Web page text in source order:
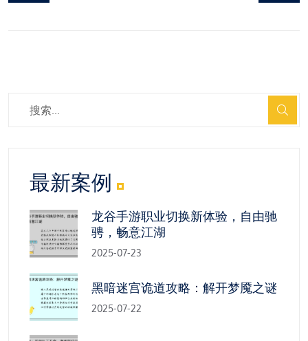
最新案例
龙谷手游职业切换新体验，自由驰
骋，畅意江湖
2025-07-23
黑暗迷宫诡道攻略：解开梦魇之谜
2025-07-22